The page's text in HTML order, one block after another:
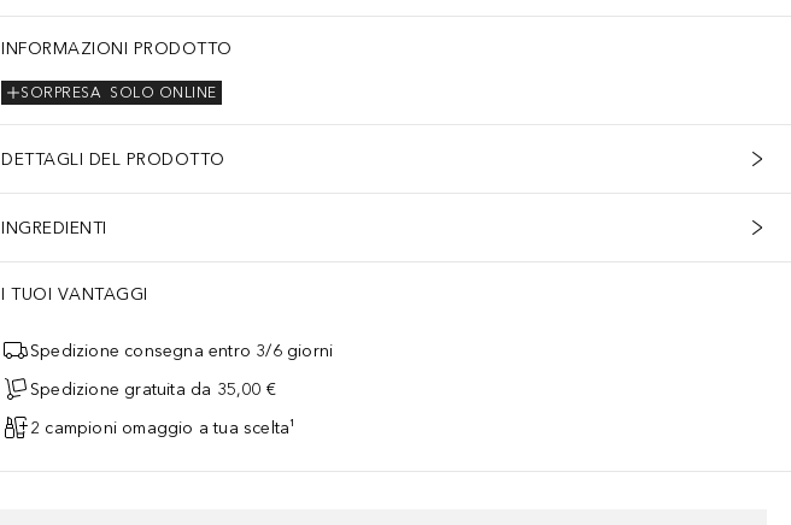
INFORMAZIONI PRODOTTO
SOLO ONLINE
SORPRESA
DETTAGLI DEL PRODOTTO
INGREDIENTI
I TUOI VANTAGGI
Spedizione consegna entro 3/6 giorni
Spedizione gratuita da 35,00 €
2 campioni omaggio a tua scelta¹